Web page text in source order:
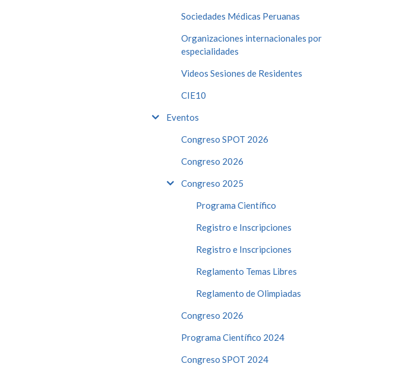
Sociedades Médicas Peruanas
Organizaciones internacionales por
especialidades
Videos Sesiones de Residentes
CIE10
Eventos
Congreso SPOT 2026
Congreso 2026
Congreso 2025
Programa Científico
Registro e Inscripciones
Registro e Inscripciones
Reglamento Temas Libres
Reglamento de Olimpiadas
Congreso 2026
Programa Científico 2024
Congreso SPOT 2024